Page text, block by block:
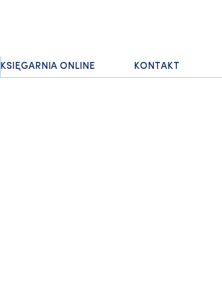
KSIĘGARNIA ONLINE KONTAKT